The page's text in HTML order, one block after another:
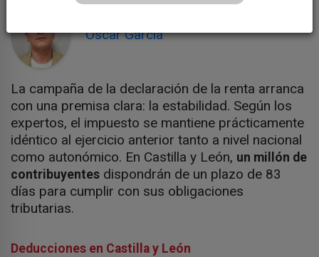
Óscar García
La campaña de la declaración de la renta arranca
con una premisa clara: la estabilidad. Según los
expertos, el impuesto se mantiene prácticamente
idéntico al ejercicio anterior tanto a nivel nacional
como autonómico. En Castilla y León, un millón de
contribuyentes dispondrán de un plazo de 83
días para cumplir con sus obligaciones
tributarias.
Deducciones en Castilla y León